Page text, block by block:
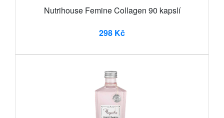
Nutrihouse Femine Collagen 90 kapslí
298 Kč